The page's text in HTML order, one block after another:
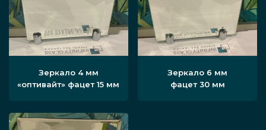
Зеркало 4 мм
«оптивайт» фацет 15 мм
Зеркало 6 мм
фацет 30 мм